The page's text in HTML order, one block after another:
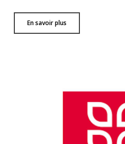
En savoir plus